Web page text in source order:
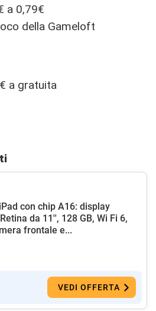
a 0,79€
della Gameloft
a gratuita
con chip A16: display
da 11'', 128 GB, Wi Fi 6,
frontale e...
VEDI OFFERTA